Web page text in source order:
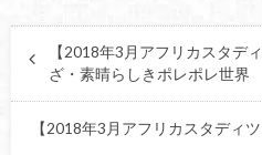
【2018年3月アフリカスタデ
ざ・素晴らしきポレポレ世界
【2018年3月アフリカスタディ